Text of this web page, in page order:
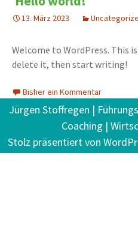
13. März 2023
Welcome to WordPress. This
delete it, then start writing!
Bisher ein Kommentar
Jürgen Stoffregen |
Coaching |
Stolz präsentiert von